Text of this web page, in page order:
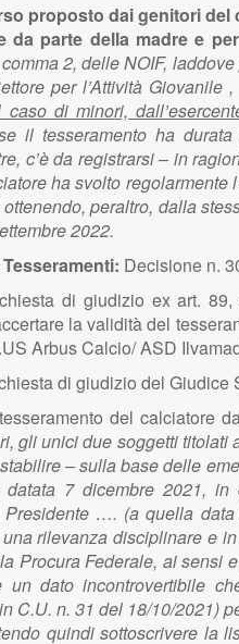
proposto dai genitori
da parte della madre e
2, delle NOIF,
per l’Attività
caso di minori,
il tesseramento ha
c’è da registrarsi – in
ha svolto
peraltro, dalla
2022.
Decisione n.
di giudizio ex art.
la validità del
Arbus Calcio/ ASD
di giudizio del Giudice
del calciatore
gli unici due soggetti
– sulla base delle
7 dicembre 2021,
…. (a quella
rilevanza disciplinare e
Procura Federale, ai
un dato incontrovertibile
C.U. n. 31 del 18/10/2021)
quindi sottoscrivere la